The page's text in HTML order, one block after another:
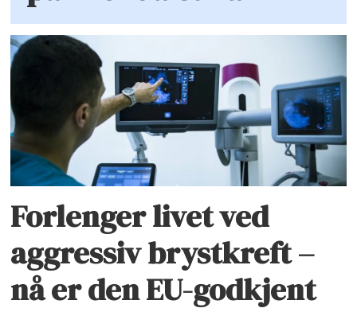
Forlenger livet ved
aggressiv brystkreft –
nå er den EU-godkjent